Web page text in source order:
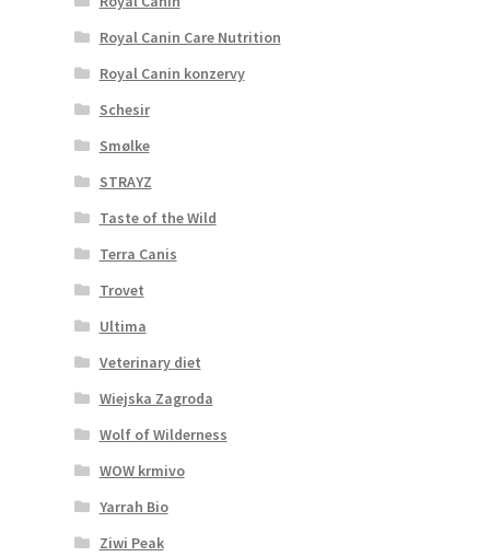
Royal Canin Care Nutrition
Royal Canin konzervy
Schesir
Smølke
STRAYZ
Taste of the Wild
Terra Canis
Trovet
Ultima
Veterinary diet
Wiejska Zagroda
Wolf of Wilderness
WOW krmivo
Yarrah Bio
Ziwi Peak